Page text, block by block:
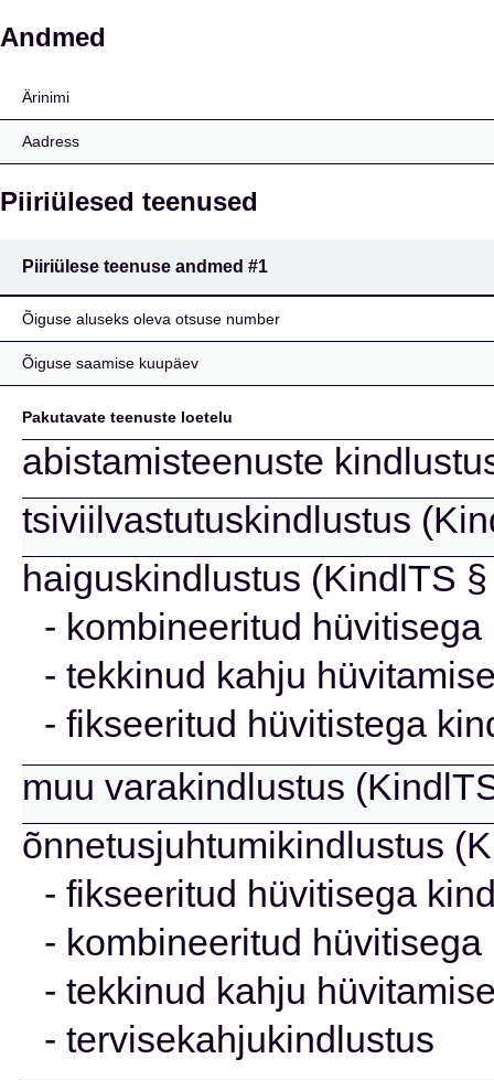
Europaiske
Andmed
Ärinimi
Aadress
Piiriülesed teenused
Piiriülese teenuse andmed #1
Õiguse aluseks oleva otsuse number
Õiguse saamise kuupäev
Pakutavate teenuste loetelu
abistamisteenuste
tsiviilvastutuskindlustus
haiguskindlustus (KindlTS
- kombineeritud hüvitisega
- tekkinud kahju
- fikseeritud hüvitistega
muu varakindlustus
õnnetusjuhtumikindlustus
- fikseeritud hüvitisega
- kombineeritud hüvitisega
- tekkinud kahju
- tervisekahjukindlustus